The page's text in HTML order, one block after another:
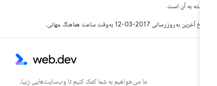
به آن است.
آخرین به‌روزرسانی 2017-03-12 به‌وقت ساعت هماهنگ جهانی.
ما می‌خواهیم به شما کمک کنیم تا وب‌سایت‌هایی زیبا،